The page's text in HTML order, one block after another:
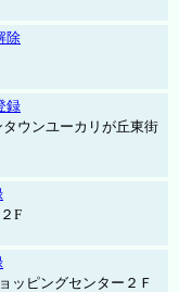
除
録
ウンユーカリが丘東街
F
ッピングセンター２Ｆ